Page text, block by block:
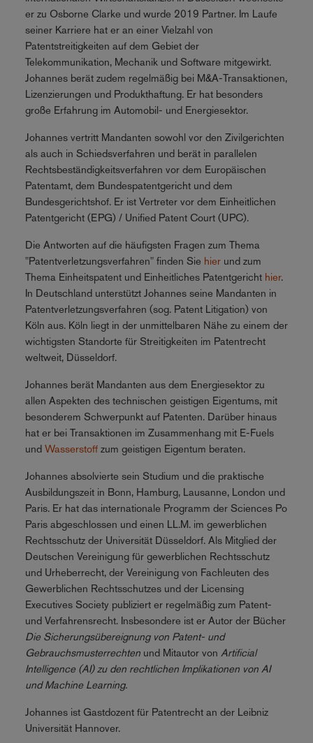
er zu Osborne Clarke und wurde 2019 Partner. Im Laufe
seiner Karriere hat er an einer Vielzahl von
Patentstreitigkeiten auf dem Gebiet der
Telekommunikation, Mechanik und Software mitgewirkt.
Johannes berät zudem regelmäßig bei M&A-Transaktionen,
Lizenzierungen und Produkthaftung. Er hat besonders
große Erfahrung im Automobil- und Energiesektor.
Johannes vertritt Mandanten sowohl vor den Zivilgerichten
als auch in Schiedsverfahren und berät in parallelen
Rechtsbeständigkeitsverfahren vor dem Europäischen
Patentamt, dem Bundespatentgericht und dem
Bundesgerichtshof. Er ist Vertreter vor dem Einheitlichen
Patentgericht (EPG) / Unified Patent Court (UPC).
Die Antworten auf die häufigsten Fragen zum Thema
"Patentverletzungsverfahren" finden Sie hier und zum
Thema Einheitspatent und Einheitliches Patentgericht hier.
In Deutschland unterstützt Johannes seine Mandanten in
Patentverletzungsverfahren (sog. Patent Litigation) von
Köln aus. Köln liegt in der unmittelbaren Nähe zu einem der
wichtigsten Standorte für Streitigkeiten im Patentrecht
weltweit, Düsseldorf.
Johannes berät Mandanten aus dem Energiesektor zu
allen Aspekten des technischen geistigen Eigentums, mit
besonderem Schwerpunkt auf Patenten. Darüber hinaus
hat er bei Transaktionen im Zusammenhang mit E-Fuels
und Wasserstoffzum geistigen Eigentum beraten.
Johannes absolvierte sein Studium und die praktische
Ausbildungszeit in Bonn, Hamburg, Lausanne, London und
Paris. Er hat das internationale Programm der Sciences Po
Paris abgeschlossen und einen LL.M. im gewerblichen
Rechtsschutz der Universität Düsseldorf. Als Mitglied der
Deutschen Vereinigung für gewerblichen Rechtsschutz
und Urheberrecht, der Vereinigung von Fachleuten des
Gewerblichen Rechtsschutzes und der Licensing
Executives Society publiziert er regelmäßig zum Patent-
und Verfahrensrecht. Insbesondere ist er Autor der Bücher
Die Sicherungsübereignung von Patent- und
Gebrauchsmusterrechten und Mitautor von Artificial
Intelligence (AI) zu den rechtlichen Implikationen von AI
und Machine Learning.
Johannes ist Gastdozent für Patentrecht an der Leibniz
Universität Hannover.